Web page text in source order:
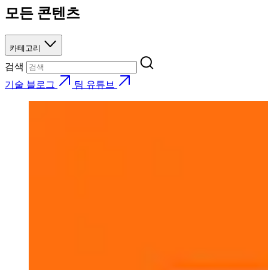
모든 콘텐츠
카테고리
검색
기술 블로그
팀 유튜브